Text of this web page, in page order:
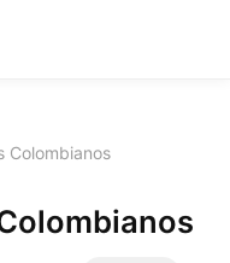
Colombianos